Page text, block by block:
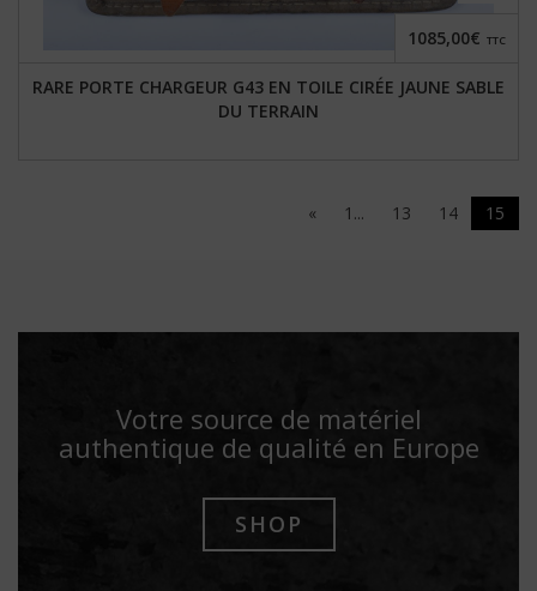
RARE PORTE CHARGEUR G43 EN TOILE CIRÉE JAUNE SABLE
DU TERRAIN
1085,00€ TTC
« 1... 13 14 15
Votre source de matériel
authentique de qualité en Europe
SHOP